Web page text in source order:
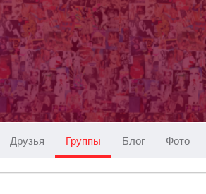
Друзья Группы Блог Фото